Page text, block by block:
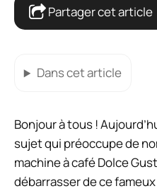
Partager cet article
Dans cet article
Bonjour à tous !
sujet qui préoccupe de
machine à café Dolce
débarrasser de ce